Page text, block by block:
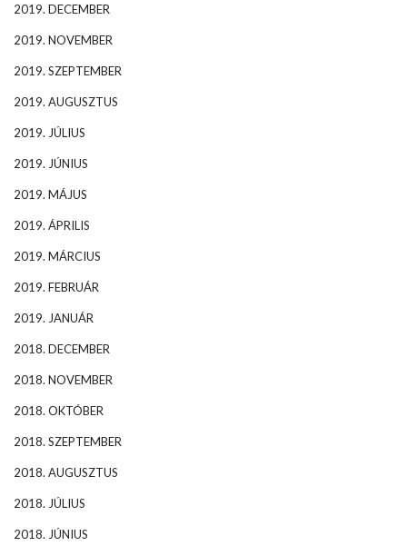
2019. DECEMBER
2019. NOVEMBER
2019. SZEPTEMBER
2019. AUGUSZTUS
2019. JÚLIUS
2019. JÚNIUS
2019. MÁJUS
2019. ÁPRILIS
2019. MÁRCIUS
2019. FEBRUÁR
2019. JANUÁR
2018. DECEMBER
2018. NOVEMBER
2018. OKTÓBER
2018. SZEPTEMBER
2018. AUGUSZTUS
2018. JÚLIUS
2018. JÚNIUS